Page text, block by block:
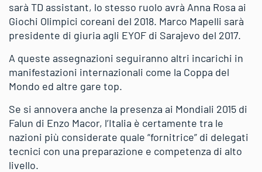
sarà TD assistant, lo stesso ruolo avrà Anna Rosa ai
Giochi Olimpici coreani del 2018. Marco Mapelli sarà
presidente di giuria agli EYOF di Sarajevo del 2017.
A queste assegnazioni seguiranno altri incarichi in
manifestazioni internazionali come la Coppa del
Mondo ed altre gare top.
Se si annovera anche la presenza ai Mondiali 2015 di
Falun di Enzo Macor, l’Italia è certamente tra le
nazioni più considerate quale “fornitrice” di delegati
tecnici con una preparazione e competenza di alto
livello.